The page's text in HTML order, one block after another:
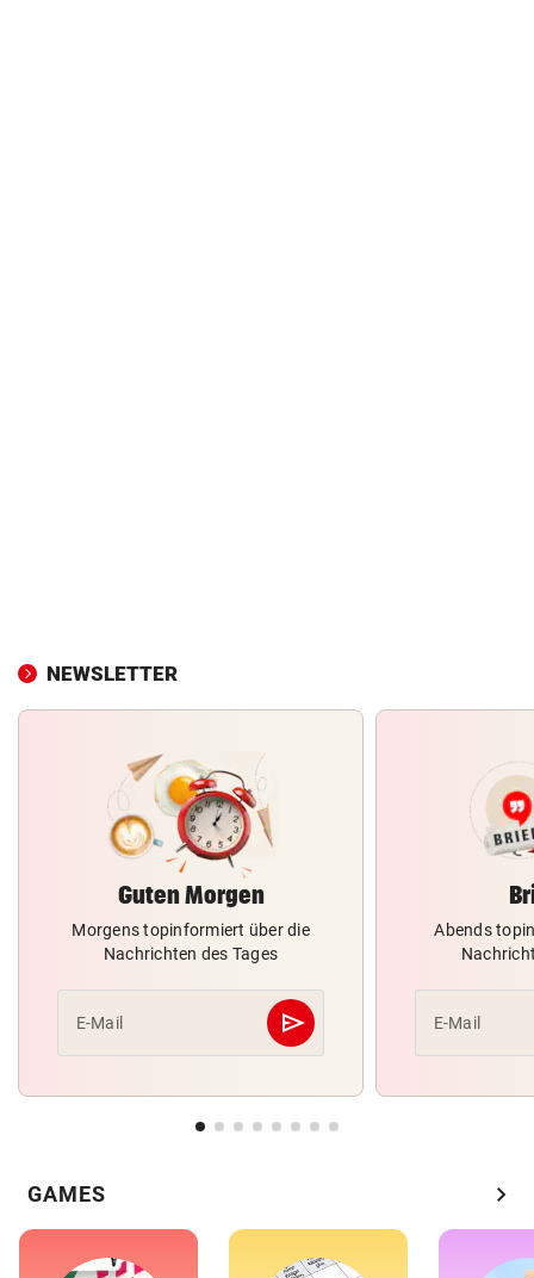
NEWSLETTER
Guten Morgen
Morgens topinformiert über die
Nachrichten des Tages
E-Mail send
Abschicken
Abends
E-Mail
GAMES chevron_right